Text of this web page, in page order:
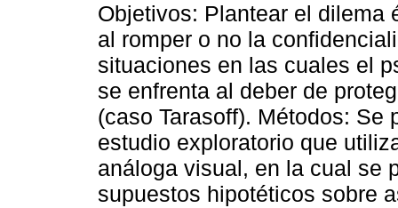
Objetivos: Plantear el dilema
al romper o no la
situaciones en las cuales el
se enfrenta al deber de
(caso Tarasoff). Métodos: Se
estudio exploratorio que
análoga visual, en la cual se
supuestos hipotéticos sobre